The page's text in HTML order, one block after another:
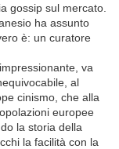
gossip sul mercato.
ha assunto
è: un curatore
va
al
cinismo, che alla
europee
la storia della
la facilità con la